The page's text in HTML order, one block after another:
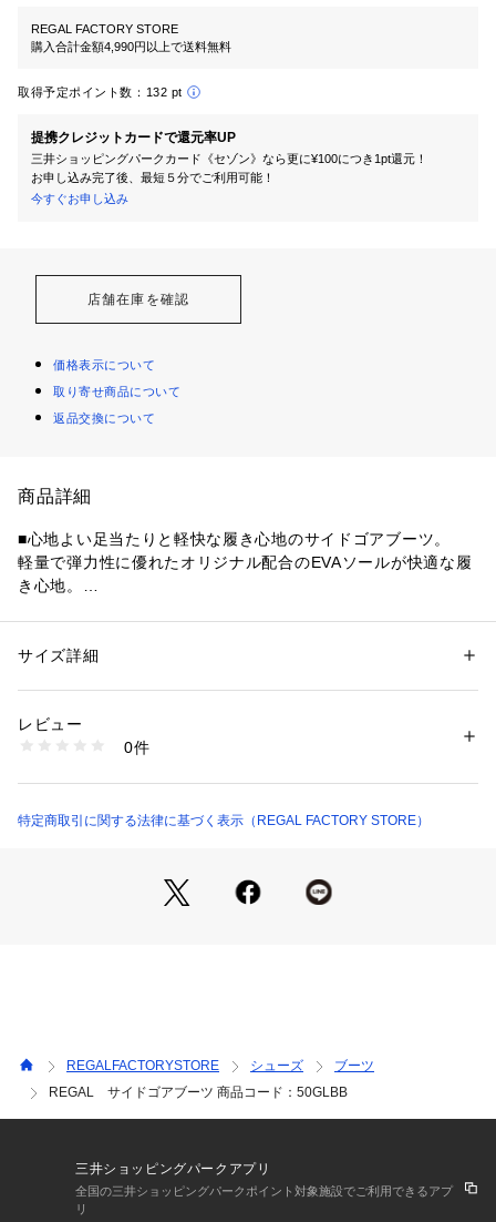
REGAL FACTORY STORE
購入合計金額4,990円以上で送料無料
取得予定ポイント数： 132 pt
提携クレジットカードで還元率UP
三井ショッピングパークカード《セゾン》なら更に¥100につき1pt還元！
お申し込み完了後、最短５分でご利用可能！
今すぐお申し込み
店舗在庫を確認
価格表示について
取り寄せ商品について
返品交換について
商品詳細
■心地よい足当たりと軽快な履き心地のサイドゴアブーツ。
軽量で弾力性に優れたオリジナル配合のEVAソールが快適な履
き心地。
性別：メンズ
素材：甲革：牛革
踵：ラバー
製法：セメンテッド式
生産国：カンボジア
※詳しい洗濯方法については、商品の品質表示タグをご覧ください
サイズ詳細
レビュー
0件
特定商取引に関する法律に基づく表示（REGAL FACTORY STORE）
REGALFACTORYSTORE シューズ
ブーツ
REGAL サイドゴアブーツ 商品コード：50GLBB
三井ショッピングパークアプリ
全国の三井ショッピングパークポイント対象施設でご利用できるアプ
リ